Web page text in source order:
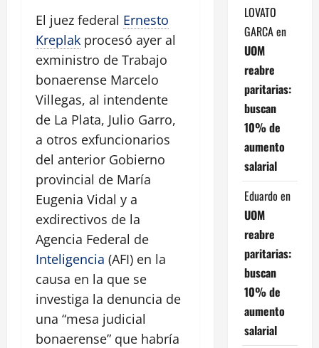
El juez federal Ernesto
Kreplak procesó ayer al
exministro de Trabajo
bonaerense Marcelo
Villegas, al intendente
de La Plata, Julio Garro,
a otros exfuncionarios
del anterior Gobierno
provincial de María
Eugenia Vidal y a
exdirectivos de la
Agencia Federal de
Inteligencia (AFI) en la
causa en la que se
investiga la denuncia de
una “mesa judicial
bonaerense” que habría
LOVATO
GARCAen
UOM
reabre
paritarias:
buscan
10% de
aumento
salarial
Eduardo en
UOM
reabre
paritarias:
buscan
10% de
aumento
salarial